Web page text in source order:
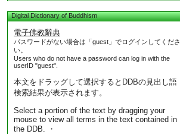
Digital Dictionary of Buddhism
電子佛教辭典
パスワードがない場合は「guest」でログインしてくださ
い。
Users who do not have a password can log in with the
userID "guest".
本文をドラッグして選択するとDDBの見出し語
検索結果が表示されます。
Select a portion of the text by dragging your
mouse to view all terms in the text contained in
the DDB. ・